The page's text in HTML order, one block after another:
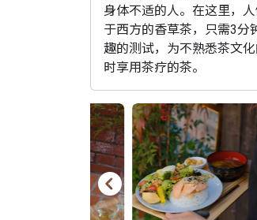
身体不适的人。在这里，
于西方的香草茶，只需3分
趣的测试，为不熟悉茶文
时享用茶疗的茶。